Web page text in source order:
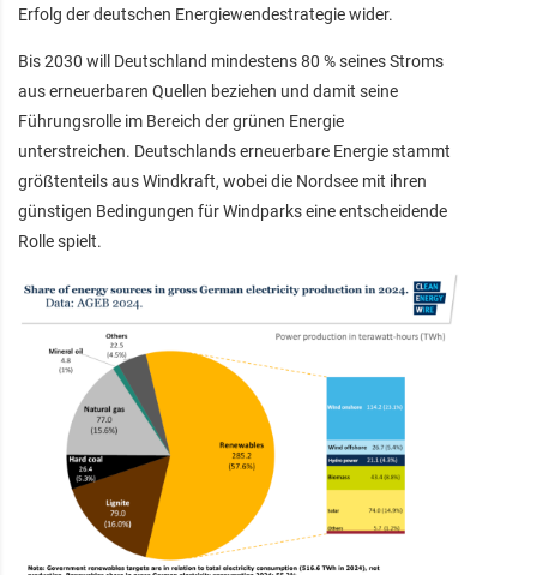
Erfolg der deutschen Energiewendestrategie wider.
Bis 2030 will Deutschland mindestens 80 % seines Stroms
aus erneuerbaren Quellen beziehen und damit seine
Führungsrolle im Bereich der grünen Energie
unterstreichen. Deutschlands erneuerbare Energie stammt
größtenteils aus Windkraft, wobei die Nordsee mit ihren
günstigen Bedingungen für Windparks eine entscheidende
Rolle spielt.